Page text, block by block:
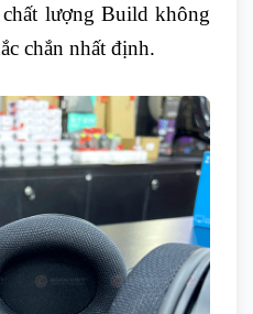
lượng Build không
chắn nhất định.